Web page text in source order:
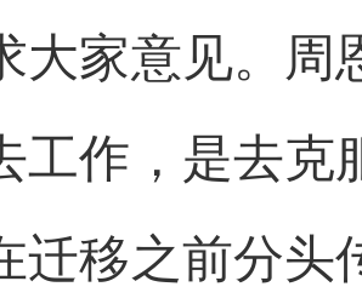
大家意见。周
工作，是去克
迁移之前分头